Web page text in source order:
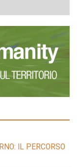
IL PERCORSO